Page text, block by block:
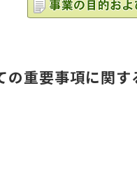
重要事項に関す